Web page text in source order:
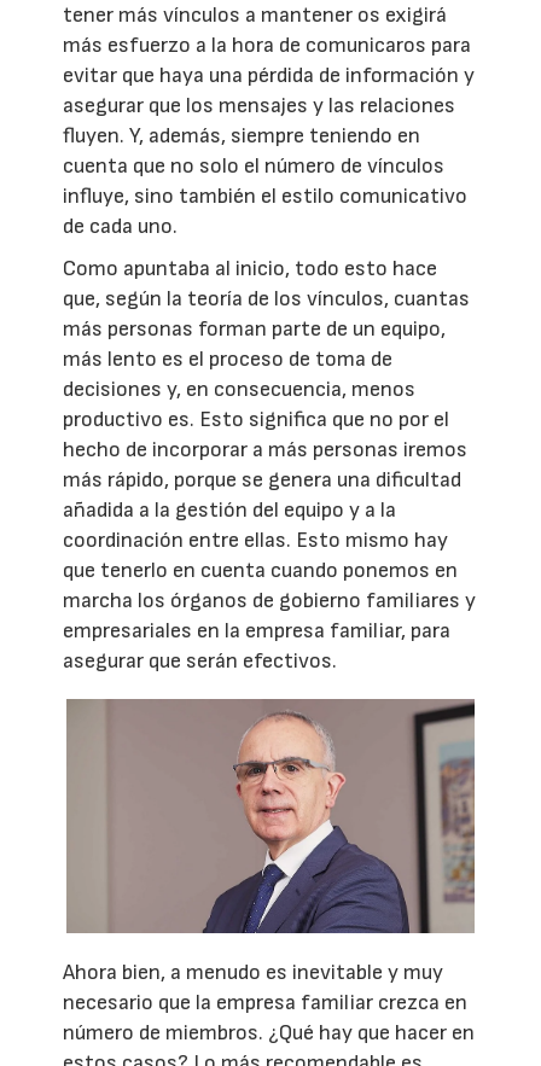
tener más vínculos a mantener os exigirá
más esfuerzo a la hora de comunicaros para
evitar que haya una pérdida de información y
asegurar que los mensajes y las relaciones
fluyen. Y, además, siempre teniendo en
cuenta que no solo el número de vínculos
influye, sino también el estilo comunicativo
de cada uno.
Como apuntaba al inicio, todo esto hace
que, según la teoría de los vínculos, cuantas
más personas forman parte de un equipo,
más lento es el proceso de toma de
decisiones y, en consecuencia, menos
productivo es. Esto significa que no por el
hecho de incorporar a más personas iremos
más rápido, porque se genera una dificultad
añadida a la gestión del equipo y a la
coordinación entre ellas. Esto mismo hay
que tenerlo en cuenta cuando ponemos en
marcha los órganos de gobierno familiares y
empresariales en la empresa familiar, para
asegurar que serán efectivos.
Ahora bien, a menudo es inevitable y muy
necesario que la empresa familiar crezca en
número de miembros. ¿Qué hay que hacer en